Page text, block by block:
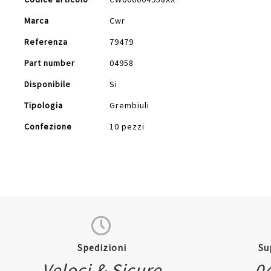
Marca
Cwr
Referenza
79479
Part number
04958
Disponibile
Si
Tipologia
Grembiuli
Confezione
10 pezzi
Spedizioni